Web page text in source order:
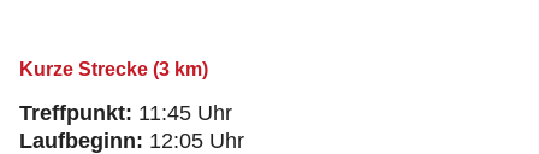
Kurze Strecke (3 km)
Treffpunkt: 11:45 Uhr
Laufbeginn: 12:05 Uhr